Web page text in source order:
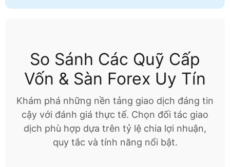
So Sánh Các Quỹ Cấp
Vốn & Sàn Forex Uy Tín
Khám phá những nền tảng giao dịch đáng tin
cậy với đánh giá thực tế. Chọn đối tác giao
dịch phù hợp dựa trên tỷ lệ chia lợi nhuận,
quy tắc và tính năng nổi bật.